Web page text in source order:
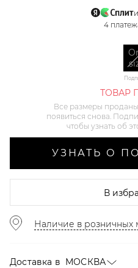
4
ТОВАР
Все размеры
появиться снова.
чтобы узнать об
УЗНАТЬ О
В
Наличие в розничных
Доставка в МОСКВА